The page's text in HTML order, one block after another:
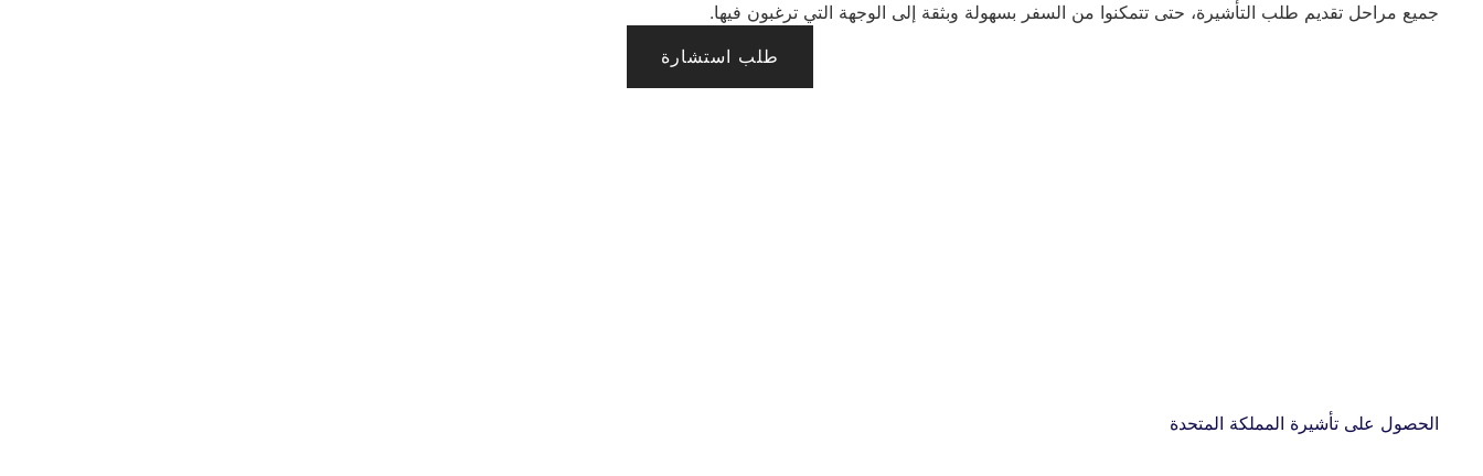
جميع مراحل تقديم طلب التأشيرة، حتى تتمكنوا من السفر بسهولة وبثقة إلى الوجهة التي ترغبون فيها.
طلب استشارة
الحصول على تأشيرة المملكة المتحدة